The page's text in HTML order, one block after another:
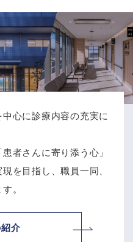
心に診療内容の充実に
者さんに寄り添う心」
を目指し、職員一同、
。
介